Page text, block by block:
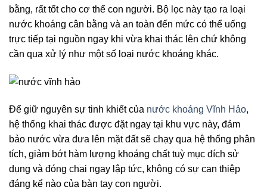
bằng, rất tốt cho cơ thể con người. Bộ lọc này tạo ra loại
nước khoáng cân bằng và an toàn đến mức có thể uống
trực tiếp tại nguồn ngay khi vừa khai thác lên chứ không
cần qua xử lý như một số loại nước khoáng khác.
Để giữ nguyên sự tinh khiết của nước khoáng Vĩnh Hảo,
hệ thống khai thác được đặt ngay tại khu vực này, đảm
bảo nước vừa đưa lên mặt đất sẽ chạy qua hệ thống phân
tích, giảm bớt hàm lượng khoáng chất tuỳ mục đích sử
dụng và đóng chai ngay lập tức, không có sự can thiệp
đáng kể nào của bàn tay con người.